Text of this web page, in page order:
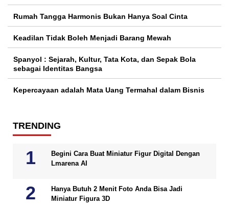
Rumah Tangga Harmonis Bukan Hanya Soal Cinta
Keadilan Tidak Boleh Menjadi Barang Mewah
Spanyol : Sejarah, Kultur, Tata Kota, dan Sepak Bola
sebagai Identitas Bangsa
Kepercayaan adalah Mata Uang Termahal dalam Bisnis
TRENDING
Begini Cara Buat Miniatur Figur Digital Dengan
Lmarena AI
Hanya Butuh 2 Menit Foto Anda Bisa Jadi
Miniatur Figura 3D